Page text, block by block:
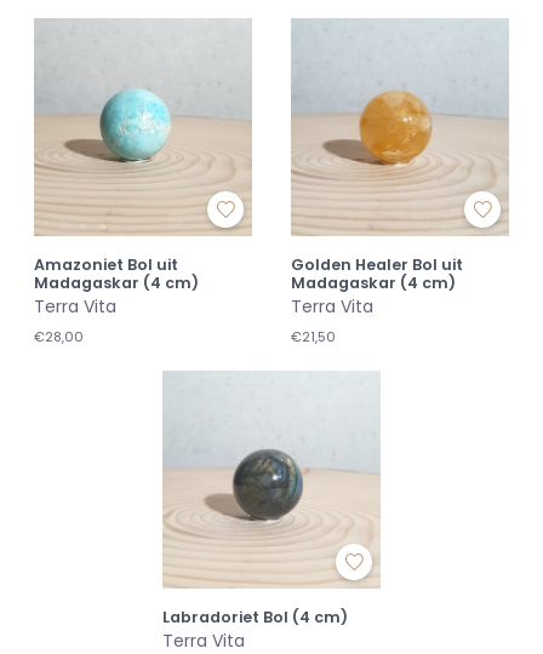
Amazoniet Bol uit
Madagaskar (4 cm)
Terra Vita
€28,00
Golden Healer Bol uit
Madagaskar (4 cm)
Terra Vita
€21,50
Labradoriet Bol (4 cm)
Terra Vita